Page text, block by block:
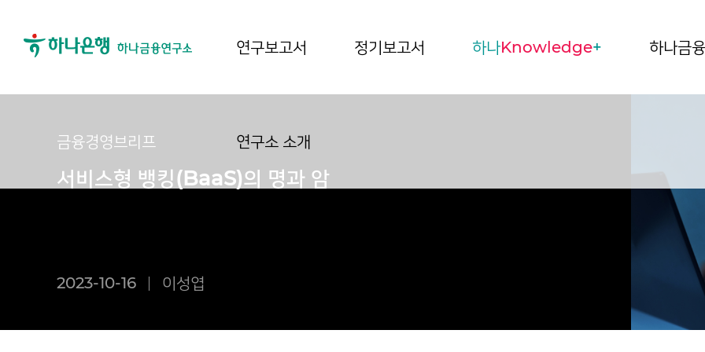
연구보고서 정기보고서 하나Knowledge+ 하나금
연구소 소개
금융경영브리프
서비스형 뱅킹(BaaS)의 명과 암
2023-10-16 이성엽